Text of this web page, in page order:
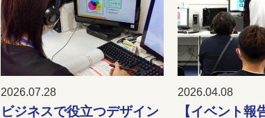
2026.07.28
ビジネスで役立つデザイン
2026.04.08
【イベント報